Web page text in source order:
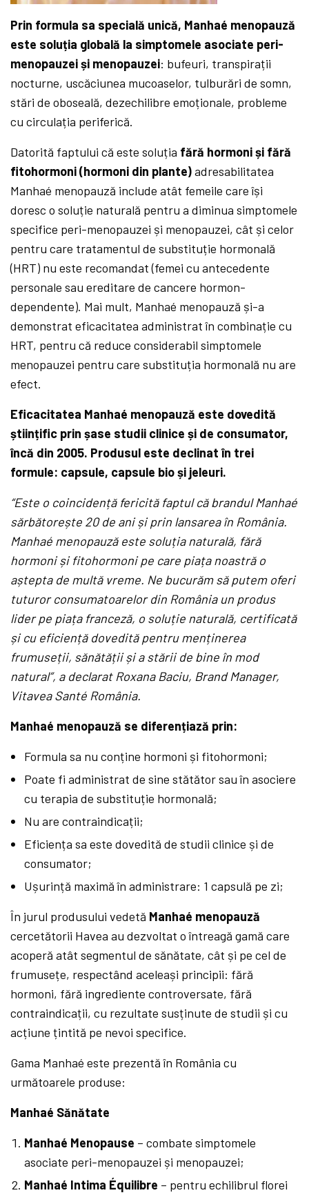
Prin formula sa specială unică, Manhaé menopauză
este soluția globală la simptomele asociate peri-
menopauzei și menopauzei: bufeuri, transpirații
nocturne, uscăciunea mucoaselor, tulburări de somn,
stări de oboseală, dezechilibre emoționale, probleme
cu circulația periferică.
Datorită faptului că este soluția fără hormoni și fără
fitohormoni (hormoni din plante)adresabilitatea
Manhaé menopauză include atât femeile care își
doresc o soluție naturală pentru a diminua simptomele
specifice peri-menopauzei și menopauzei, cât și celor
pentru care tratamentul de substituție hormonală
(HRT) nu este recomandat (femei cu antecedente
personale sau ereditare de cancere hormon-
dependente). Mai mult, Manhaé menopauză și-a
demonstrat eficacitatea administrat în combinație cu
HRT, pentru că reduce considerabil simptomele
menopauzei pentru care substituția hormonală nu are
efect.
Eficacitatea Manhaé menopauză este dovedită
științific prin șase studii clinice și de consumator,
încă din 2005. Produsul este declinat în trei
formule: capsule, capsule bio și jeleuri.
“Este o coincidență fericită faptul că brandul Manhaé
sărbătorește 20 de ani și prin lansarea în România.
Manhaé menopauză este soluția naturală, fără
hormoni și fitohormoni pe care piața noastră o
aștepta de multă vreme. Ne bucurăm să putem oferi
tuturor consumatoarelor din România un produs
lider pe piața franceză, o soluție naturală, certificată
și cu eficiență dovedită pentru menținerea
frumuseții, sănătății și a stării de bine în mod
natural”, a declarat Roxana Baciu, Brand Manager,
Vitavea Santé România.
Manhaé menopauză se diferențiază prin:
Formula sa nu conține hormoni și fitohormoni;
Poate fi administrat de sine stătător sau în asociere
cu terapia de substituție hormonală;
Nu are contraindicații;
Eficiența sa este dovedită de studii clinice și de
consumator;
Ușurință maximă în administrare: 1 capsulă pe zi;
În jurul produsului vedetă Manhaé menopauză
cercetătorii Havea au dezvoltat o întreagă gamă care
acoperă atât segmentul de sănătate, cât și pe cel de
frumusețe, respectând aceleași principii: fără
hormoni, fără ingrediente controversate, fără
contraindicații, cu rezultate susținute de studii și cu
acțiune țintită pe nevoi specifice.
Gama Manhaé este prezentă în România cu
următoarele produse:
Manhaé Sănătate
Manhaé Menopause – combate simptomele
asociate peri-menopauzei și menopauzei;
Manhaé Intima Équilibre – pentru echilibrul florei